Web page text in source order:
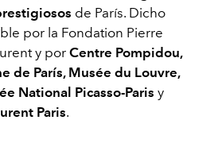
de París. Dicho
por la Fondation Pierre
y porCentre Pompidou,
de París, Musée du Louvre,
National Picasso-Paris y
Paris.